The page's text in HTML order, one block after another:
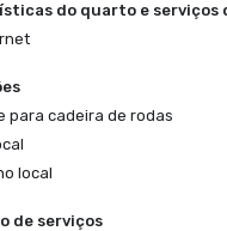
do quarto e serviços
para cadeira de rodas
local
de serviços